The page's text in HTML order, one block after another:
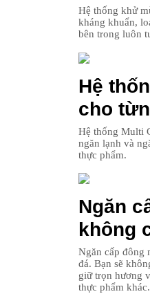
Hệ thống khử
kháng khuẩn,
bên trong luôn
Hệ
cho
Hệ thống Multi
ngăn lạnh và
thực phẩm.
Ngăn
không
Ngăn cấp đông
đá. Bạn sẽ
giữ trọn hương
thực phẩm khác.